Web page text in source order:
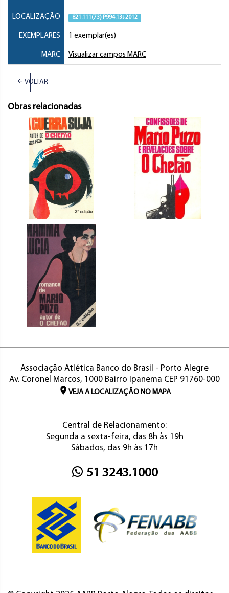
LOCALIZAÇÃO 821.111(73) P994.13s 2012
EXEMPLARES 1 exemplar(es)
MARC Visualizar campos MARC
VOLTAR
Obras relacionadas
Associação Atlética Banco do Brasil - Porto Alegre
Av. Coronel Marcos, 1000 Bairro Ipanema CEP 91760-000
VEJA A LOCALIZAÇÃO NO MAPA
Central de Relacionamento:
Segunda a sexta-feira, das 8h às 19h
Sábados, das 9h às 17h
51 3243.1000